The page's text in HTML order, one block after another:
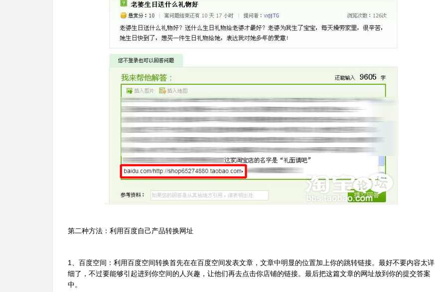
第二种方法：利用百度自己产品转换网址
1、百度空间：利用百度空间转换首先在在百度空间发表文章，文章中明显的位置加上你的跳转链接。最好不要内容太详
细了，不过要能够引起进到你空间的人兴趣，让他们再去点击你店铺的链接。最后把这篇文章的网址放到你的提交答案
中。